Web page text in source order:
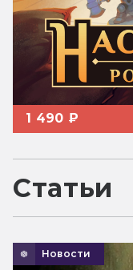
1 490 ₽
Статьи
Новости